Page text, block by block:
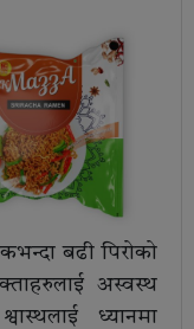
बढी पिरोको
अस्वस्थ
ध्यानमा